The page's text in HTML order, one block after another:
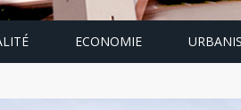
ECONOMIE